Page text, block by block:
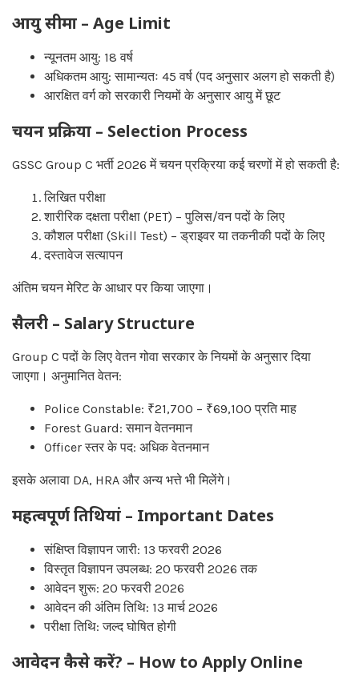
आयु सीमा – Age Limit
न्यूनतम आयु: 18 वर्ष
अधिकतम आयु: सामान्यतः 45 वर्ष (पद अनुसार अलग हो सकती है)
आरक्षित वर्ग को सरकारी नियमों के अनुसार आयु में छूट
चयन प्रक्रिया – Selection Process
GSSC Group C भर्ती 2026 में चयन प्रक्रिया कई चरणों में हो सकती है:
लिखित परीक्षा
शारीरिक दक्षता परीक्षा (PET) – पुलिस/वन पदों के लिए
कौशल परीक्षा (Skill Test) – ड्राइवर या तकनीकी पदों के लिए
दस्तावेज सत्यापन
अंतिम चयन मेरिट के आधार पर किया जाएगा।
सैलरी – Salary Structure
Group C पदों के लिए वेतन गोवा सरकार के नियमों के अनुसार दिया
जाएगा। अनुमानित वेतन:
Police Constable: ₹21,700 – ₹69,100 प्रति माह
Forest Guard: समान वेतनमान
Officer स्तर के पद: अधिक वेतनमान
इसके अलावा DA, HRA और अन्य भत्ते भी मिलेंगे।
महत्वपूर्ण तिथियां – Important Dates
संक्षिप्त विज्ञापन जारी: 13 फरवरी 2026
विस्तृत विज्ञापन उपलब्ध: 20 फरवरी 2026 तक
आवेदन शुरू: 20 फरवरी 2026
आवेदन की अंतिम तिथि: 13 मार्च 2026
परीक्षा तिथि: जल्द घोषित होगी
आवेदन कैसे करें? – How to Apply Online